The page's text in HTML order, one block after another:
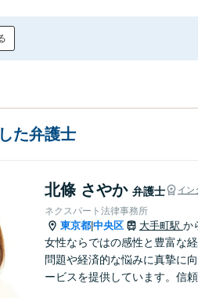
た弁護士
北條 さやか 弁護士 イン
ネクスパート法律事務所
東京都 中央区 大手町駅 か
女性ならではの感性と豊富な
問題や経済的な悩みに真摯に
ービスを提供しています。信